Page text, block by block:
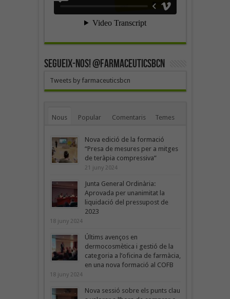
SEGUEIX-NOS! @farmaceuticsbcn
Tweets by farmaceuticsbcn
Nous Popular Comentaris Temes
Nova edició de la formació
“Presa de mesures per a mitges
de teràpia compressiva”
21 juny 2024
Junta General Ordinària:
Aprovada per unanimitat la
liquidació del pressupost de
2023
18 juny 2024
Últims avenços en
dermocosmètica i gestió de la
categoria a l’oficina de farmàcia,
en una nova formació al COFB
18 juny 2024
Nova sessió sobre els punts clau